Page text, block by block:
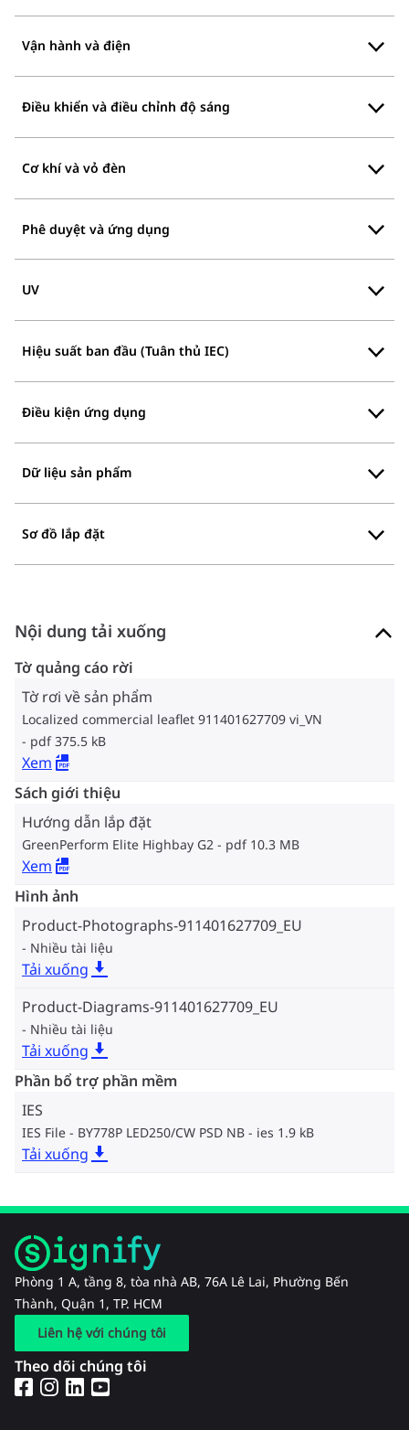
Vận hành và điện
Điều khiển và điều chỉnh độ sáng
Cơ khí và vỏ đèn
Phê duyệt và ứng dụng
UV
Hiệu suất ban đầu (Tuân thủ IEC)
Điều kiện ứng dụng
Dữ liệu sản phẩm
Sơ đồ lắp đặt
Nội dung tải xuống
Tờ quảng cáo rời
Tờ rơi về sản phẩm
Localized commercial leaflet 911401627709 vi_VN
pdf 375.5 kB
Xem
Sách giới thiệu
Hướng dẫn lắp đặt
GreenPerform Elite Highbay G2 pdf 10.3 MB
Xem
Hình ảnh
Product-Photographs-911401627709_EU
Nhiều tài liệu
Tải xuống
Product-Diagrams-911401627709_EU
Nhiều tài liệu
Tải xuống
Phần bổ trợ phần mềm
IES
IES File - BY778P LED250/CW PSD NB ies 1.9 kB
Tải xuống
Phòng 1 A, tầng 8, tòa nhà AB, 76A Lê Lai, Phường Bến
Thành, Quận 1, TP. HCM
Liên hệ với chúng tôi
Theo dõi chúng tôi